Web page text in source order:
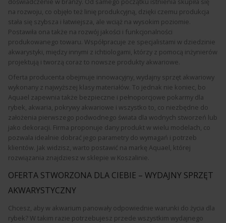
na rozwoju, co objęło też linię produkcyjną, dzięki czemu produkcja
stała się szybsza i łatwiejsza, ale wciąż na wysokim poziomie.
Postawiła ona także na rozwój jakości i funkcjonalności
produkowanego towaru. Współpracuje ze specjalistami w dziedzinie
akwarystyki, między innymi z ichtiologami, którzy z pomocą inżynierów
projektują i tworzą coraz to nowsze produkty akwariowe.
Oferta producenta obejmuje innowacyjny, wydajny sprzęt akwariowy
wykonany z najwyższej klasy materiałów. To jednak nie koniec, bo
Aquael zapewnia także bezpieczne i pełnoporcjowe pokarmy dla
rybek, akwaria, pokrywy akwariowe i wszystko to, co niezbędne do
założenia pierwszego podwodnego świata dla wodnych stworzeń lub
jako dekoracji. Firma proponuje dany produkt w wielu modelach, co
pozwala idealnie dobrać jego parametry do wymagań i potrzeb
klientów. Jak widzisz, warto postawić na markę Aquael, której
rozwiązania znajdziesz w sklepie w Koszalinie.
OFERTA STWORZONA DLA CIEBIE – WYDAJNY SPRZĘT
AKWARYSTYCZNY
Chcesz, aby w akwarium panowały odpowiednie warunki do życia dla
rybek? W takim razie potrzebujesz przede wszystkim wydajnego